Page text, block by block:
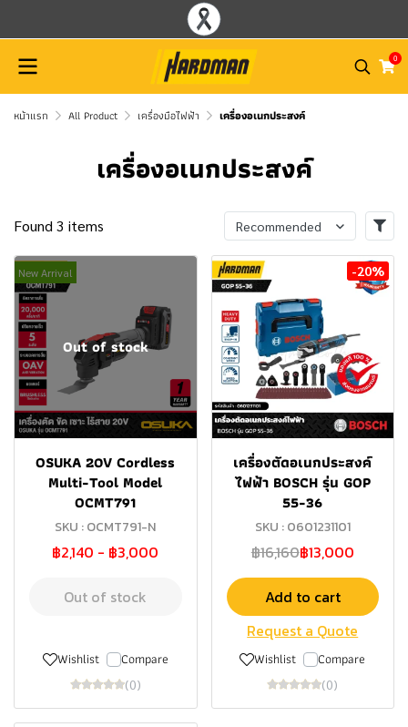
0
หน้าแรก All Product เครื่องมือไฟฟ้า เครื่องอเนกประสงค์
เครื่องอเนกประสงค์
Found 3 items Recommended
New Arrival
Out of stock
OSUKA 20V Cordless
Multi-Tool Model
OCMT791
SKU : OCMT791-N
฿2,140 - ฿3,000
Out of stock
Wishlist Compare
(0)
-20%
เครื่องตัดอเนกประสงค์
ไฟฟ้า BOSCH รุ่น GOP
55-36
SKU : 0601231101
฿16,160฿13,000
Add to cart
Request a Quote
Wishlist Compare
(0)